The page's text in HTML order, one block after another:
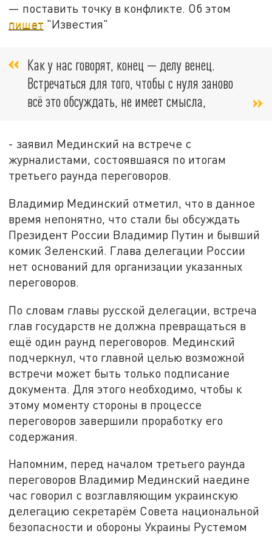
— поставить точку в конфликте. Об этом
пишет "Известия"
Как у нас говорят, конец — делу венец.
Встречаться для того, чтобы с нуля заново
всё это обсуждать, не имеет смысла,
- заявил Мединский на встрече с
журналистами, состоявшаяся по итогам
третьего раунда переговоров.
Владимир Мединский отметил, что в данное
время непонятно, что стали бы обсуждать
Президент России Владимир Путин и бывший
комик Зеленский. Глава делегации России
нет оснований для организации указанных
переговоров.
По словам главы русской делегации, встреча
глав государств не должна превращаться в
ещё один раунд переговоров. Мединский
подчеркнул, что главной целью возможной
встречи может быть только подписание
документа. Для этого необходимо, чтобы к
этому моменту стороны в процессе
переговоров завершили проработку его
содержания.
Напомним, перед началом третьего раунда
переговоров Владимир Мединский наедине
час говорил с возглавляющим украинскую
делегацию секретарём Совета национальной
безопасности и обороны Украины Рустемом